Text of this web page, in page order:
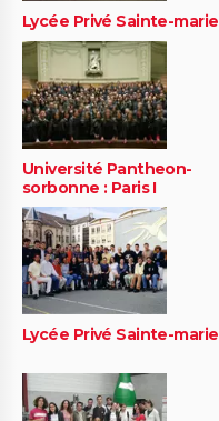
Lycée Privé Sainte-marie
Université Pantheon-
sorbonne : Paris I
Lycée Privé Sainte-marie